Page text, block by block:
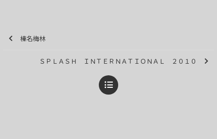
榛名梅林
ＳＰＬＡＳＨ ＩＮＴＥＲＮＡＴＩＯＮＡＬ ２０１０